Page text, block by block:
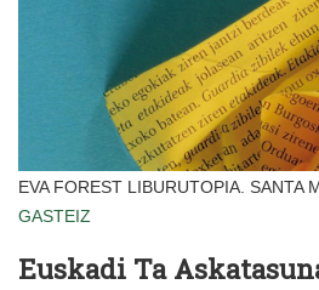
EVA FOREST LIBURUTOPIA. SANTA
GASTEIZ
Euskadi Ta